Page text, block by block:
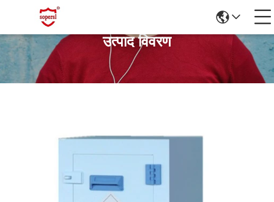
उत्पाद विवरण